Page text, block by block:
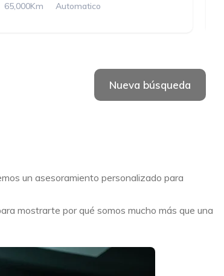
65,000Km
Automatico
Nueva búsqueda
un asesoramiento personalizado para
mostrarte por qué somos mucho más que una